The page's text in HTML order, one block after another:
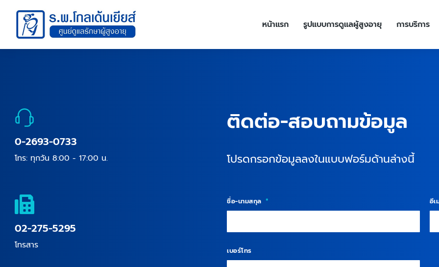
หน้าแรก รูปแบบการดูแลผู้สูงอายุ การบริการ
0-2693-0733
โทร: ทุกวัน 8:00 - 17:00 น.
02-275-5295
โทรสาร
ติดต่อ-สอบถามข้อมูล
โปรดกรอกข้อมูลลงในแบบฟอร์มด้านล่างนี้
ชื่อ-นามสกุล อี
เบอร์โทร